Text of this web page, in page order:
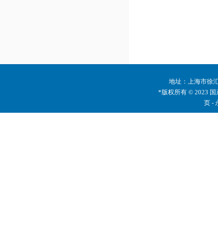
地址：上海市徐
*版权所有 © 2023 国
页 -